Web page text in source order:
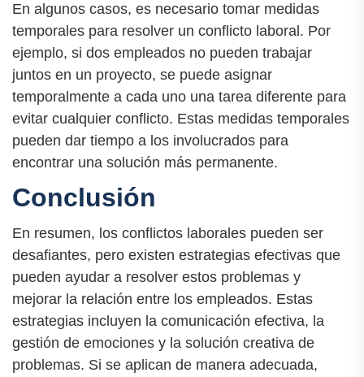
En algunos casos, es necesario tomar medidas
temporales para resolver un conflicto laboral. Por
ejemplo, si dos empleados no pueden trabajar
juntos en un proyecto, se puede asignar
temporalmente a cada uno una tarea diferente para
evitar cualquier conflicto. Estas medidas temporales
pueden dar tiempo a los involucrados para
encontrar una solución más permanente.
Conclusión
En resumen, los conflictos laborales pueden ser
desafiantes, pero existen estrategias efectivas que
pueden ayudar a resolver estos problemas y
mejorar la relación entre los empleados. Estas
estrategias incluyen la comunicación efectiva, la
gestión de emociones y la solución creativa de
problemas. Si se aplican de manera adecuada,